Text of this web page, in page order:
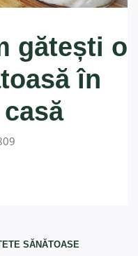
gătești o
în
SĂNĂTOASE